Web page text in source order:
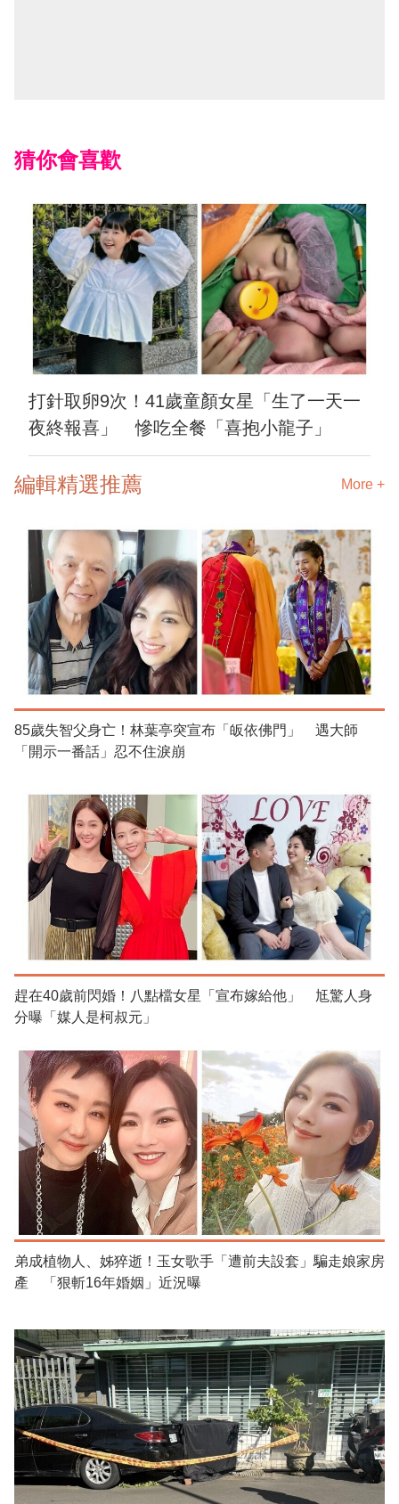
猜你會喜歡
打針取卵9次！41歲童顏女星「生了一天一
夜終報喜」 慘吃全餐「喜抱小龍子」
編輯精選推薦 More +
85歲失智父身亡！林葉亭突宣布「皈依佛門」 遇大師
「開示一番話」忍不住淚崩
趕在40歲前閃婚！八點檔女星「宣布嫁給他」 尪驚人身
分曝「媒人是柯叔元」
弟成植物人、姊猝逝！玉女歌手「遭前夫設套」騙走娘家房
產 「狠斬16年婚姻」近況曝